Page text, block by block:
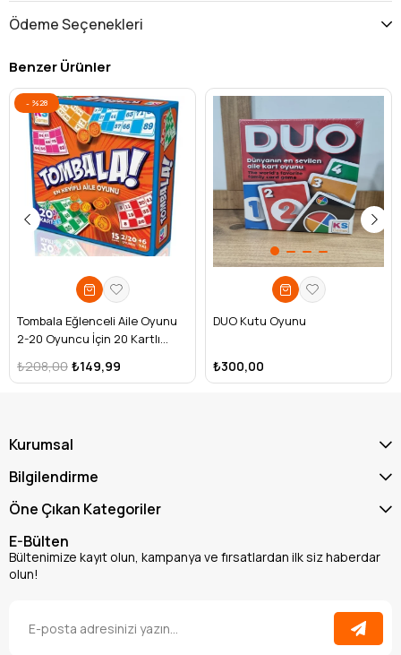
Ödeme Seçenekleri
Benzer Ürünler
Tombala Eğlenceli Aile Oyunu
2-20 Oyuncu İçin 20 Kartlı
₺149,99
₺208,00
%28
DUO Kutu Oyunu
₺300,00
Kurumsal
Bilgilendirme
Öne Çıkan Kategoriler
E-Bülten
Bültenimize kayıt olun, kampanya ve fırsatlardan ilk siz haberdar
olun!